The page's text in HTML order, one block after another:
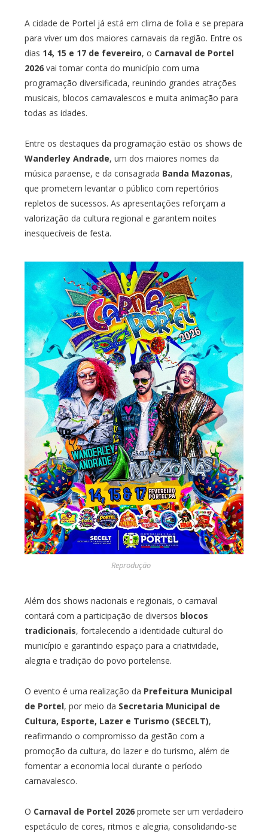
A cidade de Portel já está em clima de folia e se prepara
para viver um dos maiores carnavais da região. Entre os
dias 14, 15 e 17 de fevereiro, o Carnaval de Portel
2026vai tomar conta do município com uma
programação diversificada, reunindo grandes atrações
musicais, blocos carnavalescos e muita animação para
todas as idades.
Entre os destaques da programação estão os shows de
Wanderley Andrade, um dos maiores nomes da
música paraense, e da consagrada Banda Mazonas,
que prometem levantar o público com repertórios
repletos de sucessos. As apresentações reforçam a
valorização da cultura regional e garantem noites
inesquecíveis de festa.
Reprodução
Além dos shows nacionais e regionais, o carnaval
contará com a participação de diversos blocos
tradicionais, fortalecendo a identidade cultural do
município e garantindo espaço para a criatividade,
alegria e tradição do povo portelense.
O evento é uma realização da Prefeitura Municipal
de Portel, por meio da Secretaria Municipal de
Cultura, Esporte, Lazer e Turismo (SECELT),
reafirmando o compromisso da gestão com a
promoção da cultura, do lazer e do turismo, além de
fomentar a economia local durante o período
carnavalesco.
O Carnaval de Portel 2026promete ser um verdadeiro
espetáculo de cores, ritmos e alegria, consolidando-se